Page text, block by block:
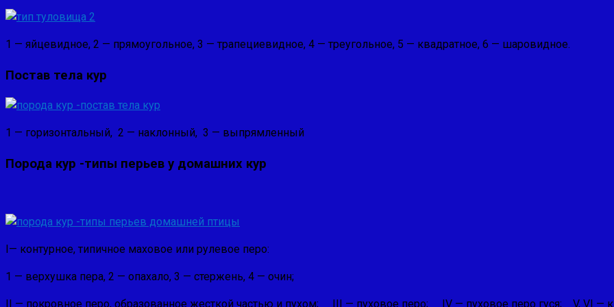
1 — яйцевидное, 2 — прямоугольное, 3 — трапециевидное, 4 — треугольное, 5 — квадратное, 6 — шаровидное.
Постав тела кур
1 — горизонтальный, 2 — наклонный, 3 — выпрямленный
Порода кур -типы перьев у домашних кур
I— контурное, типичное маховое или рулевое перо:
1 — вер­хушка пера, 2 — опахало, 3 — стержень, 4 — очин;
II — покров­ное перо, образованное жесткой частью и пухом; III — пуховое перо; IV — пуховое перо гуся; V, VI —